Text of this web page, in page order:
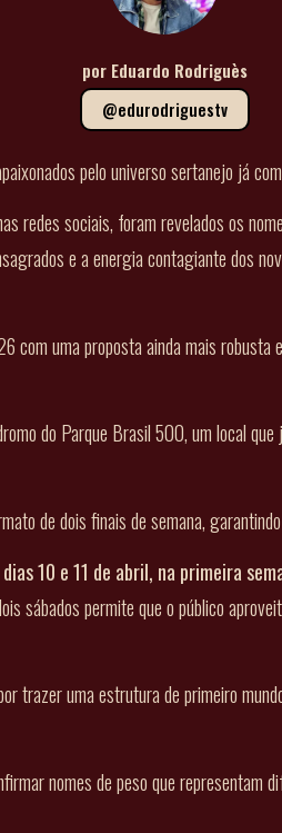
por Eduardo Rodriguès
@edurodriguestv
pelo universo sertanejo já
redes sociais, foram revelados os
e a energia contagiante dos
com uma proposta ainda mais robusta
do Parque Brasil 500, um local
de dois finais de semana,
dias 10 e 11 de abril, na primeira
sábados permite que o público
trazer uma estrutura de primeiro
nomes de peso que representam